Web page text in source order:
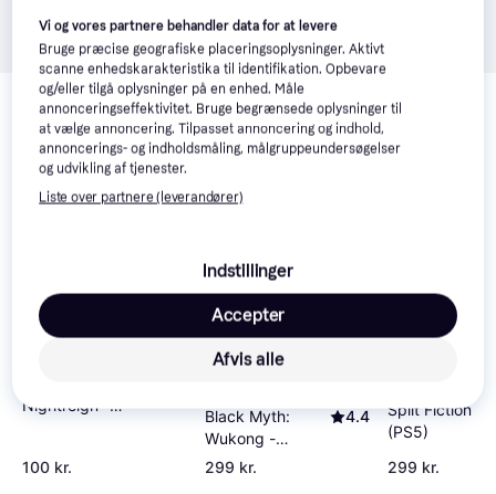
Relaterede produkter
Se vores forslag til andre produkter, der matcher dine
interesser. Vis alle
Nightreign -
100 kr.
Black Myth:
Wukong -
Deluxe Edition
4.4
299 kr.
Split Fiction
(PS5)
299 kr.
Vi og vores partnere behandler data for at levere
Bruge præcise geografiske placeringsoplysninger. Aktivt
scanne enhedskarakteristika til identifikation. Opbevare
og/eller tilgå oplysninger på en enhed. Måle
annonceringseffektivitet. Bruge begrænsede oplysninger til
at vælge annoncering. Tilpasset annoncering og indhold,
annoncerings- og indholdsmåling, målgruppeundersøgelser
og udvikling af tjenester.
Liste over partnere (leverandører)
Indstillinger
Afvis alle
Accepter